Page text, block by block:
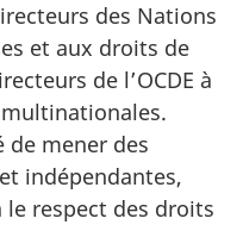
des Nations
et aux droits de
de l’OCDE à
de mener des
indépendantes,
le respect des droits